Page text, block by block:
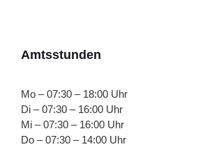
Amtsstunden
Mo – 07:30 – 18:00 Uhr
Di – 07:30 – 16:00 Uhr
Mi – 07:30 – 16:00 Uhr
Do – 07:30 – 14:00 Uhr